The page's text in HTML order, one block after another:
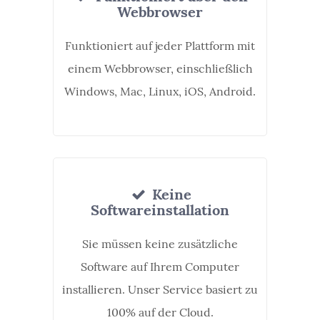
Webbrowser
Funktioniert auf jeder Plattform mit
einem Webbrowser, einschließlich
Windows, Mac, Linux, iOS, Android.
Keine
Softwareinstallation
Sie müssen keine zusätzliche
Software auf Ihrem Computer
installieren. Unser Service basiert zu
100% auf der Cloud.